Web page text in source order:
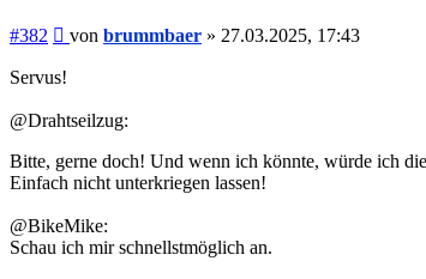
#382 Beitrag
von brummbaer » 27.03.2025, 17:43
Servus!
@Drahtseilzug:
Bitte, gerne doch! Und wenn ich könnte, würde ich
Einfach nicht unterkriegen lassen!
@BikeMike:
Schau ich mir schnellstmöglich an.